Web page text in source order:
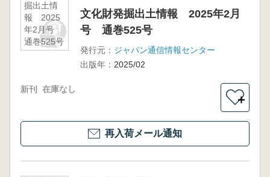
掘出土情
報 2025
年2月号
通巻525号
文化財発掘出土情報 2025年2月
号 通巻525号
発行元： ジャパン通信情報センター
出版年： 2025/02
新刊 在庫なし
＋
再入荷メール通知